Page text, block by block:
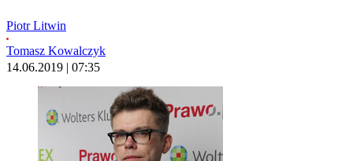
Piotr Litwin
Tomasz Kowalczyk
14.06.2019 | 07:35